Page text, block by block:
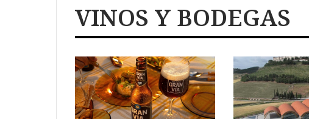
VINOS Y BODEGAS